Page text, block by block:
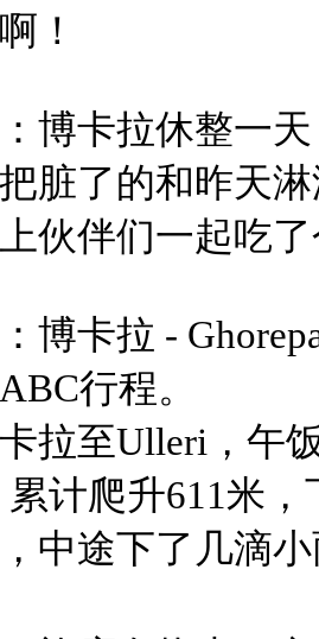
！
博卡拉休整一天
脏了的和昨天
伙伴们一起吃
博卡拉 -
行程。
拉至Ulleri，午
计爬升611米
中途下了几滴